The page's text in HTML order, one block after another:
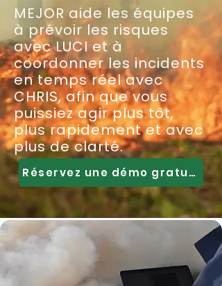
MEJOR aide les équipes
à prévoir les risques
avec LUCI et à
coordonner les incidents
en temps réel avec
CHRIS, afin que vous
puissiez agir plus tôt,
plus rapidement et avec
plus de clarté.
Réservez une démo gratuite